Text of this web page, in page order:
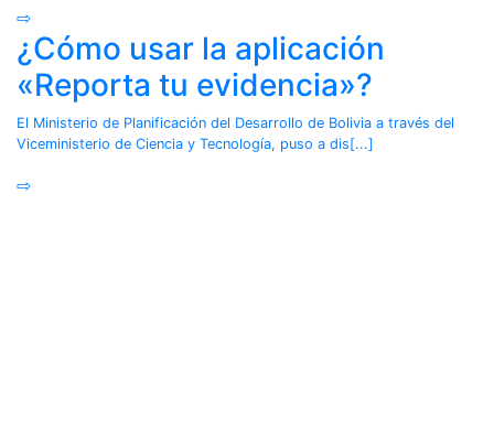
⇨
¿Cómo usar la aplicación
«Reporta tu evidencia»?
El Ministerio de Planificación del Desarrollo de Bolivia a través del
Viceministerio de Ciencia y Tecnología, puso a dis[...]
⇨